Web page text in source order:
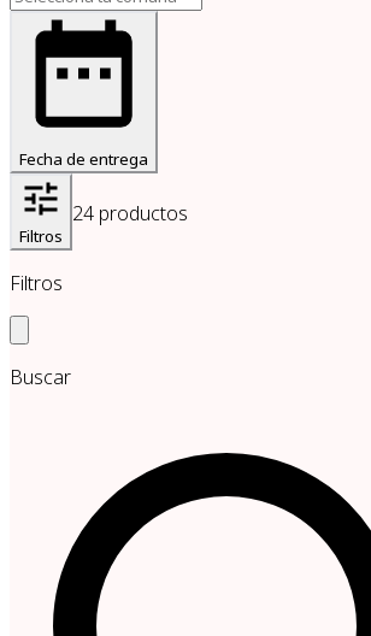
Fecha de entrega
Filtros
24 productos
Filtros
Buscar